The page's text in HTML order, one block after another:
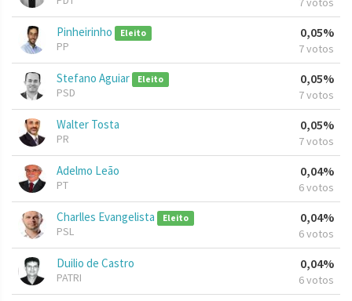
Pinheirinho Eleito
PP
0,05%
7 votos
Stefano Aguiar Eleito
PSD
0,05%
7 votos
Walter Tosta
PR
0,05%
7 votos
Adelmo Leão
PT
0,04%
6 votos
Charlles Evangelista Eleito
PSL
0,04%
6 votos
Duilio de Castro
PATRI
0,04%
6 votos